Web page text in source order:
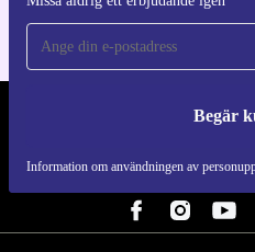
Begär
Information om användningen av
REFURBED
FÖLJ